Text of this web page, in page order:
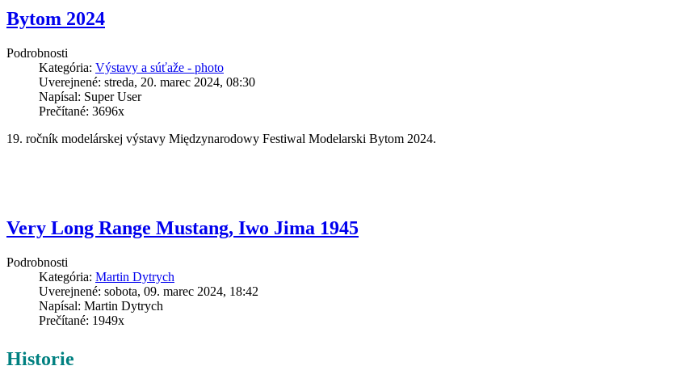
Bytom 2024
Podrobnosti
Kategória: Výstavy a súťaže - photo
Uverejnené: streda, 20. marec 2024, 08:30
Napísal: Super User
Prečítané: 3696x
19. ročník modelárskej výstavy Międzynarodowy Festiwal Modelarski Bytom 2024.
Very Long Range Mustang, Iwo Jima 1945
Podrobnosti
Kategória: Martin Dytrych
Uverejnené: sobota, 09. marec 2024, 18:42
Napísal: Martin Dytrych
Prečítané: 1949x
Historie